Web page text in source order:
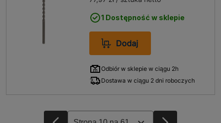
1 Dostępność w sklepie
Dodaj
Odbiór w sklepie w ciągu 2h
Dostawa w ciągu 2 dni roboczych